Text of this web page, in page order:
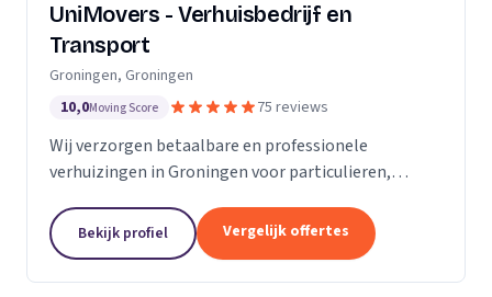
UniMovers - Verhuisbedrijf en
Transport
Groningen, Groningen
10,0Moving Score 75 reviews
Wij verzorgen betaalbare en professionele
verhuizingen in Groningen voor particulieren,
Bekijk profiel Vergelijk offertes